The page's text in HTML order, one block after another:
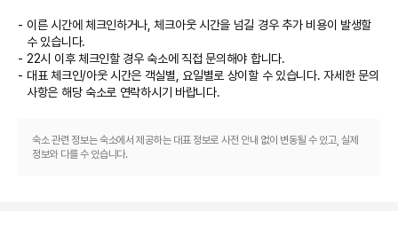
등이 있습니다. 이 호텔에는 행사를 위한 8개의 회의실이 마련되어 있습니다.
시설 내에서 무료 셀프 주차 이용이 가능합니다.
이른 시간에 체크인하거나, 체크아웃 시간을 넘길 경우 추가 비용이 발생할
수 있습니다.
22시 이후 체크인할 경우 숙소에 직접 문의해야 합니다.
대표 체크인/아웃 시간은 객실별, 요일별로 상이할 수 있습니다. 자세한 문의
사항은 해당 숙소로 연락하시기 바랍니다.
숙소 관련 정보는 숙소에서 제공하는 대표 정보로 사전 안내 없이 변동될 수 있고, 실제
정보와 다를 수 있습니다.